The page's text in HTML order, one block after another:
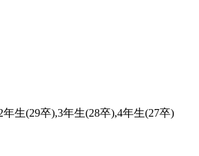
生(29卒),3年生(28卒),4年生(27卒)